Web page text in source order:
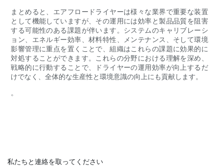
まとめると、エアフロードライヤーは様々な業界で重要な装置
として機能していますが、その運用には効率と製品品質を阻害
する可能性のある課題が伴います。システムのキャリブレーシ
ョン、エネルギー効率、材料特性、メンテナンス、そして環境
影響管理に重点を置くことで、組織はこれらの課題に効果的に
対処することができます。これらの分野における理解を深め、
戦略的に行動することで、ドライヤーの運用効率が向上するだ
けでなく、全体的な生産性と環境意識の向上にも貢献します。
。
私たちと連絡を取ってください